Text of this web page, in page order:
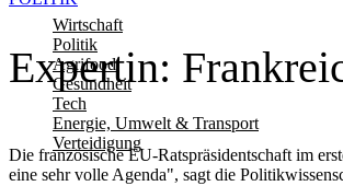
Wirtschaft
Politik
Agrifood
Gesundheit
Tech
Energie, Umwelt & Transport
Verteidigung
Expertin:
Die französische EU-Ratspräsidentschaft im
eine sehr volle Agenda", sagt die